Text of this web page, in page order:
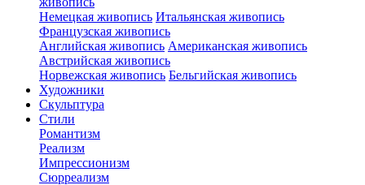
Немецкая живопись Итальянская живопись
Французская живопись
Английская живопись Американская живопись
Австрийская живопись
Норвежская живопись Бельгийская живопись
Художники
Скульптура
Стили
Романтизм
Реализм
Импрессионизм
Сюрреализм